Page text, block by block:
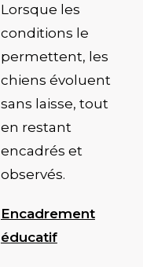
Lorsque les
conditions le
permettent, les
chiens évoluent
sans laisse, tout
en restant
encadrés et
observés.
Encadrement
éducatif